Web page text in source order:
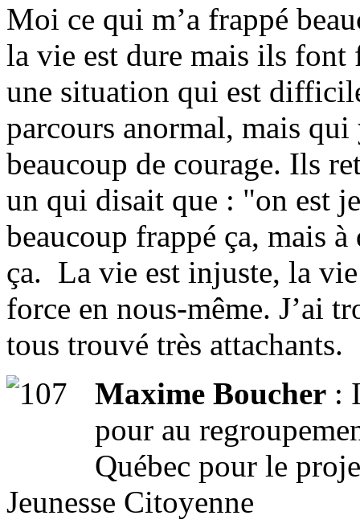
Moi ce qui m’a frappé
la vie est dure mais ils font
une situation qui est
parcours anormal, mais
beaucoup de courage. Ils
un qui disait que : "on est
beaucoup frappé ça, mais
ça. La vie est injuste, la
force en nous-même. J’ai
tous trouvé très attachants.
Maxime Boucher :
pour au
Québec pour le
Jeunesse Citoyenne